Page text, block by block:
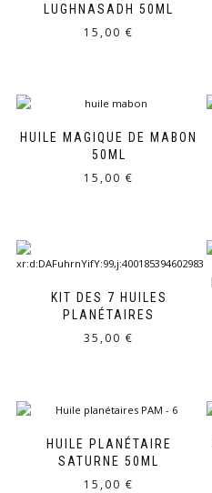
LUGHNASADH 50ML
15,00 €
HUILE MAGIQUE DE MABON
50ML
15,00 €
KIT DES 7 HUILES
PLANÉTAIRES
35,00 €
HUILE PLANÉTAIRE
SATURNE 50ML
15,00 €